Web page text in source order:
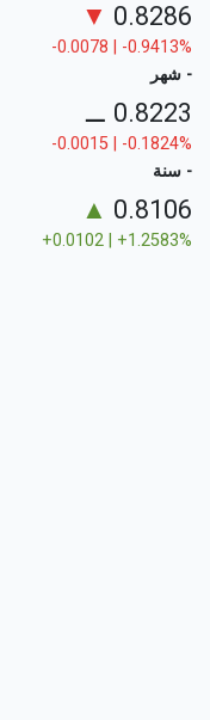
0.8286
▼
-0.0078 | -0.9413%
- شهر
0.8223
⚊
-0.0015 | -0.1824%
- سنة
0.8106
▲
+0.0102 | +1.2583%